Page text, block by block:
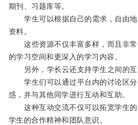
期刊、习题库等。
学生可以根据自己的需求，自由地
资料。
这些资源不仅丰富多样，而且非常
的学习空间和更深入的学习内容。
另外，学长云还支持学生之间的互
学生们可以通过平台内的讨论区分
惑，并与其他同学进行互动和互助。
这种互动交流不仅可以拓宽学生的
学生的合作精神和团队意识。